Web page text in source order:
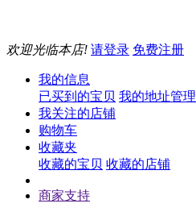
欢迎光临本店! 请登录 免费注册
我的信息
已买到的宝贝 我的地址管理
我关注的店铺
购物车
收藏夹
收藏的宝贝 收藏的店铺
商家支持